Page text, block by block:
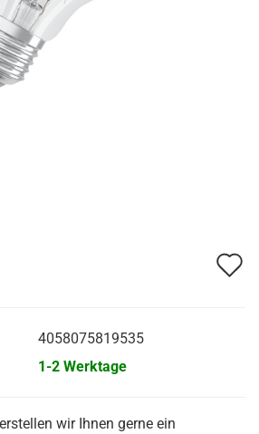
4058075819535
1-2 Werktage
wir Ihnen gerne ein